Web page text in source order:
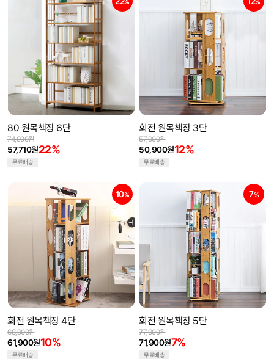
%
80 원목책장 6단
57,710원22%
74,900원
무료배송
%
회전 원목책장 3단
50,900원12%
57,900원
무료배송
10%
회전 원목책장 4단
61,900원10%
68,900원
무료배송
7%
회전 원목책장 5단
71,900원7%
77,900원
무료배송